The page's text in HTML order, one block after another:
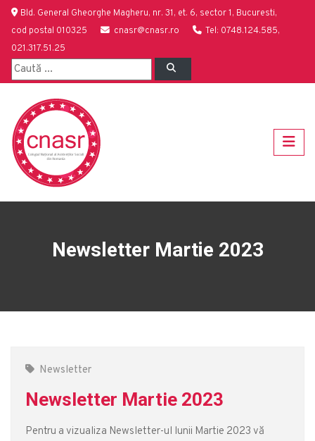
Bld. General Gheorghe Magheru, nr. 31, et. 6, sector 1, Bucuresti,
cod postal 010325
cnasr@cnasr.ro
Tel: 0748.124.585,
021.317.51.25
Newsletter Martie 2023
Newsletter
Newsletter Martie 2023
Pentru a vizualiza Newsletter-ul lunii Martie 2023 vă